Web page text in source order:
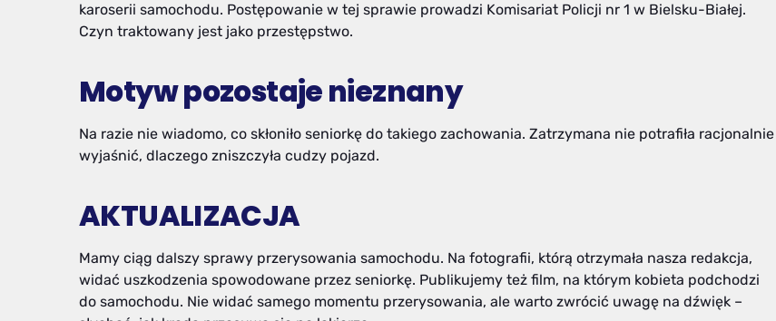
karoserii samochodu. Postępowanie w tej sprawie prowadzi Komisariat Policji nr 1 w Bielsku-Białej.
Czyn traktowany jest jako przestępstwo.
Motyw pozostaje nieznany
Na razie nie wiadomo, co skłoniło seniorkę do takiego zachowania. Zatrzymana nie potrafiła racjonalnie
wyjaśnić, dlaczego zniszczyła cudzy pojazd.
AKTUALIZACJA
Mamy ciąg dalszy sprawy przerysowania samochodu. Na fotografii, którą otrzymała nasza redakcja,
widać uszkodzenia spowodowane przez seniorkę. Publikujemy też film, na którym kobieta podchodzi
do samochodu. Nie widać samego momentu przerysowania, ale warto zwrócić uwagę na dźwięk –